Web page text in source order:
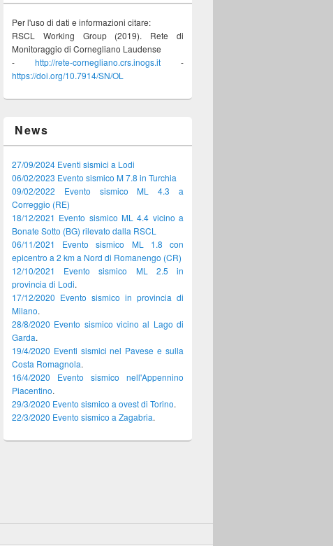
Per l'uso di dati e informazioni citare:
RSCL Working Group (2019). Rete di
Monitoraggio di Cornegliano Laudense
- http://rete-cornegliano.crs.inogs.it -
https://doi.org/10.7914/SN/OL
News
27/09/2024 Eventi sismici a Lodi
06/02/2023 Evento sismico M 7.8 in Turchia
09/02/2022 Evento sismico ML 4.3 a
Correggio (RE)
18/12/2021 Evento sismico ML 4.4 vicino a
Bonate Sotto (BG) rilevato dalla RSCL
06/11/2021 Evento sismico ML 1.8 con
epicentro a 2 km a Nord di Romanengo (CR)
12/10/2021 Evento sismico ML 2.5 in
provincia di Lodi.
17/12/2020 Evento sismico in provincia di
Milano.
28/8/2020 Evento sismico vicino al Lago di
Garda.
19/4/2020 Eventi sismici nel Pavese e sulla
Costa Romagnola.
16/4/2020 Evento sismico nell'Appennino
Piacentino.
29/3/2020 Evento sismico a ovest di Torino.
22/3/2020 Evento sismico a Zagabria.